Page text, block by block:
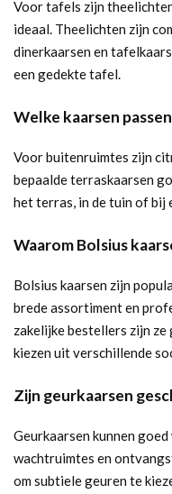
Voor tafels zijn
ideaal. Theelichten zijn
dinerkaarsen en
een gedekte tafel.
Welke kaarsen
Voor buitenruimtes zijn
bepaalde terraskaarsen
het terras, in de tuin of bij
Waarom Bolsius
Bolsius kaarsen zijn
brede assortiment en
zakelijke bestellers zijn
kiezen uit verschillende
Zijn geurkaarsen
Geurkaarsen kunnen
wachtruimtes en
om subtiele geuren te